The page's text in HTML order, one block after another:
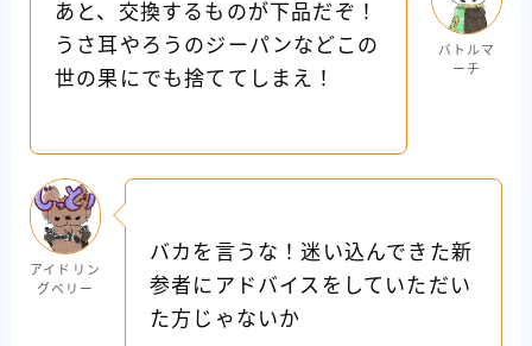
あと、交換するものが下品だぞ！
うさ耳やろうのジーパンなどこの
世の果にでも捨ててしまえ！
バトルマ
ーチ
アイドリン
グベリー
バカを言うな！迷い込んできた新
参者にアドバイスをしていただい
た方じゃないか